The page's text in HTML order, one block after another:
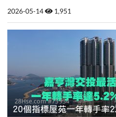
2026-05-14 1,951